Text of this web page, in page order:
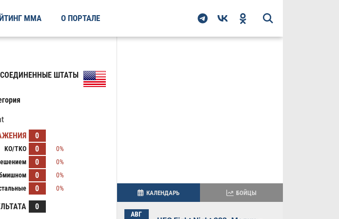
ММА О ПОРТАЛЕ
СОЕДИНЕННЫЕ ШТАТЫ
0
KO/TKO 0
0%
0
0%
0
0%
0 0%
0
КАЛЕНДАРЬ БОЙЦЫ
АВГ